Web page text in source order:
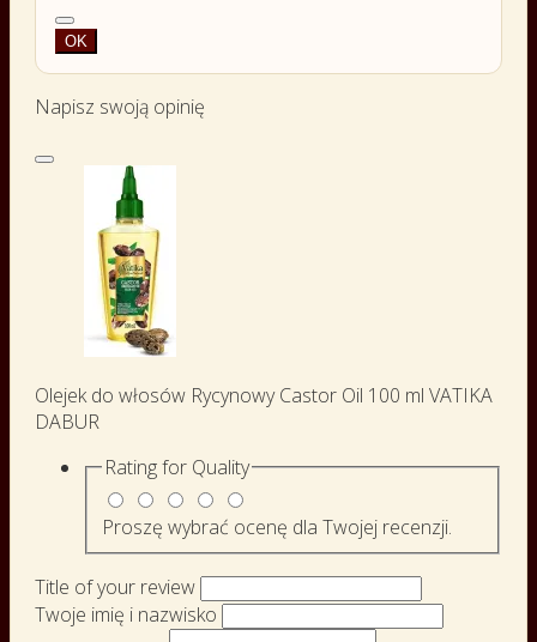
OK
Napisz swoją opinię
Olejek do włosów Rycynowy Castor Oil 100 ml VATIKA
DABUR
Rating for Quality
Proszę wybrać ocenę dla Twojej recenzji.
Title of your review
Twoje imię i nazwisko